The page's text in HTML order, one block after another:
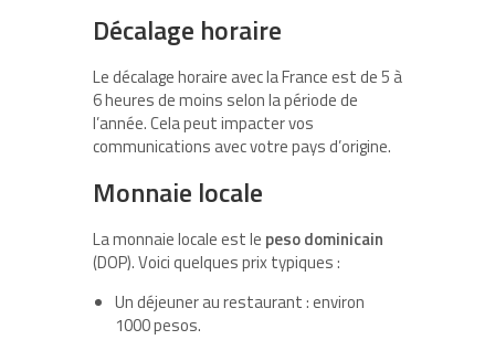
Décalage horaire
Le décalage horaire avec la France est de 5 à
6 heures de moins selon la période de
l’année. Cela peut impacter vos
communications avec votre pays d’origine.
Monnaie locale
La monnaie locale est le peso dominicain
(DOP). Voici quelques prix typiques :
Un déjeuner au restaurant : environ
1000 pesos.